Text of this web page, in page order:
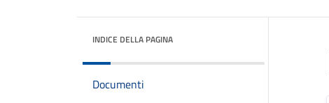
INDICE DELLA PAGINA
Documenti